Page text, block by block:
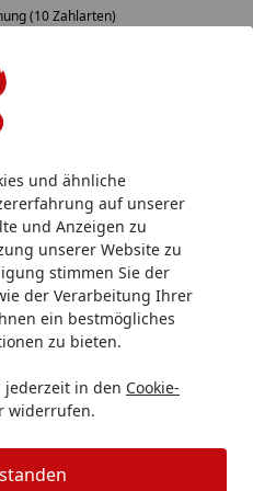
und ähnliche
auf unserer
und Anzeigen zu
unserer Website zu
stimmen Sie der
der Verarbeitung Ihrer
ein bestmögliches
zu bieten.
in den Cookie-
widerrufen.
(10 Zahlarten)
NAPOLEON Grillbuch
"Fingerfood